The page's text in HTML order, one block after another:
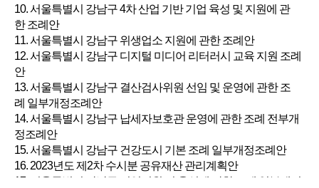
10. 서울특별시 강남구 4차 산업 기반 기업 육성 및 지원에 관
한 조례안
11. 서울특별시 강남구 위생업소 지원에 관한 조례안
12. 서울특별시 강남구 디지털 미디어 리터러시 교육 지원 조례
안
13. 서울특별시 강남구 결산검사위원 선임 및 운영에 관한 조
례 일부개정조례안
14. 서울특별시 강남구 납세자보호관 운영에 관한 조례 전부개
정조례안
15. 서울특별시 강남구 건강도시 기본 조례 일부개정조례안
16. 2023년도 제2차 수시분 공유재산 관리계획안
17. 서울특별시 강남구 기업지원 및 육성에 관한 조례 일부개정